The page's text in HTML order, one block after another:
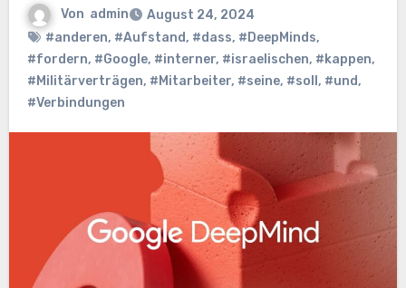
Von admin
August 24, 2024
#anderen, #Aufstand, #dass, #DeepMinds,
#fordern, #Google, #interner, #israelischen, #kappen,
#Militärverträgen, #Mitarbeiter, #seine, #soll , #und,
#Verbindungen